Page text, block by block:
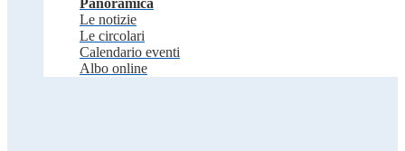
Panoramica
Le notizie
Le circolari
Calendario eventi
Albo online